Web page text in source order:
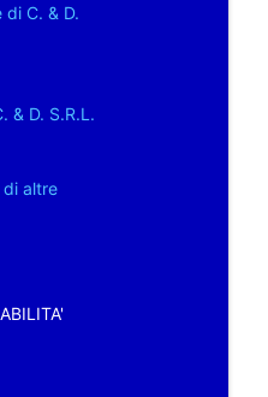
C. & D.
& D. S.R.L.
di altre